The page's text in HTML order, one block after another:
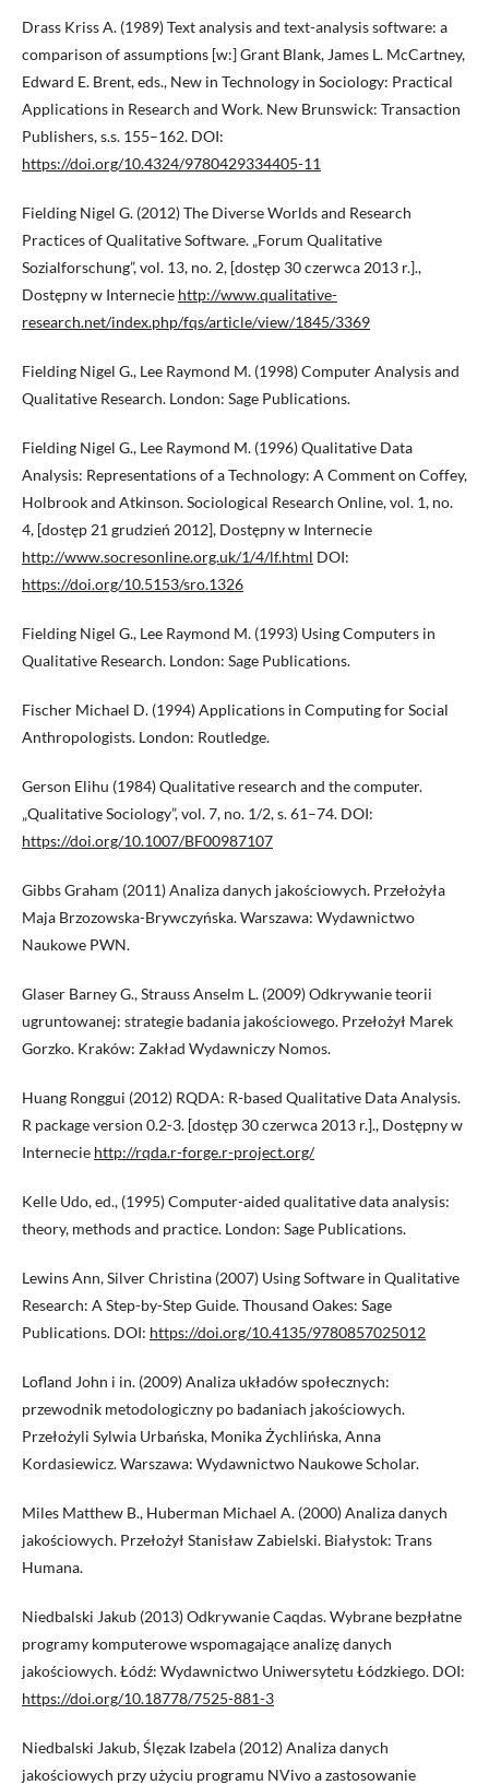
Drass Kriss A. (1989) Text analysis and text-analysis software: a
comparison of assumptions [w:] Grant Blank, James L. McCartney,
Edward E. Brent, eds., New in Technology in Sociology: Practical
Applications in Research and Work. New Brunswick: Transaction
Publishers, s.s. 155–162. DOI:
https://doi.org/10.4324/9780429334405-11
Fielding Nigel G. (2012) The Diverse Worlds and Research
Practices of Qualitative Software. „Forum Qualitative
Sozialforschung”, vol. 13, no. 2, [dostęp 30 czerwca 2013 r.].,
Dostępny w Internecie http://www.qualitative-
research.net/index.php/fqs/article/view/1845/3369
Fielding Nigel G., Lee Raymond M. (1998) Computer Analysis and
Qualitative Research. London: Sage Publications.
Fielding Nigel G., Lee Raymond M. (1996) Qualitative Data
Analysis: Representations of a Technology: A Comment on Coffey,
Holbrook and Atkinson. Sociological Research Online, vol. 1, no.
4, [dostęp 21 grudzień 2012], Dostępny w Internecie
http://www.socresonline.org.uk/1/4/lf.html DOI:
https://doi.org/10.5153/sro.1326
Fielding Nigel G., Lee Raymond M. (1993) Using Computers in
Qualitative Research. London: Sage Publications.
Fischer Michael D. (1994) Applications in Computing for Social
Anthropologists. London: Routledge.
Gerson Elihu (1984) Qualitative research and the computer.
„Qualitative Sociology”, vol. 7, no. 1/2, s. 61–74. DOI:
https://doi.org/10.1007/BF00987107
Gibbs Graham (2011) Analiza danych jakościowych. Przełożyła
Maja Brzozowska-Brywczyńska. Warszawa: Wydawnictwo
Naukowe PWN.
Glaser Barney G., Strauss Anselm L. (2009) Odkrywanie teorii
ugruntowanej: strategie badania jakościowego. Przełożył Marek
Gorzko. Kraków: Zakład Wydawniczy Nomos.
Huang Ronggui (2012) RQDA: R-based Qualitative Data Analysis.
R package version 0.2-3. [dostęp 30 czerwca 2013 r.]., Dostępny w
Internecie http://rqda.r-forge.r-project.org/
Kelle Udo, ed., (1995) Computer-aided qualitative data analysis:
theory, methods and practice. London: Sage Publications.
Lewins Ann, Silver Christina (2007) Using Software in Qualitative
Research: A Step-by-Step Guide. Thousand Oakes: Sage
Publications. DOI: https://doi.org/10.4135/9780857025012
Lofland John i in. (2009) Analiza układów społecznych:
przewodnik metodologiczny po badaniach jakościowych.
Przełożyli Sylwia Urbańska, Monika Żychlińska, Anna
Kordasiewicz. Warszawa: Wydawnictwo Naukowe Scholar.
Miles Matthew B., Huberman Michael A. (2000) Analiza danych
jakościowych. Przełożył Stanisław Zabielski. Białystok: Trans
Humana.
Niedbalski Jakub (2013) Odkrywanie Caqdas. Wybrane bezpłatne
programy komputerowe wspomagające analizę danych
jakościowych. Łódź: Wydawnictwo Uniwersytetu Łódzkiego. DOI:
https://doi.org/10.18778/7525-881-3
Niedbalski Jakub, Ślęzak Izabela (2012) Analiza danych
jakościowych przy użyciu programu NVivo a zastosowanie